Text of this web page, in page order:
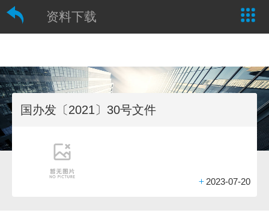
资料下载
国办发〔2021〕30号文件
+ 2023-07-20